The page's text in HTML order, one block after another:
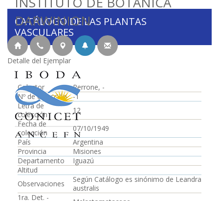
DARWINION
CATÁLOGO DE LAS PLANTAS
VASCULARES
Detalle del Ejemplar
Colector
Perrone, -
Nº de colección
-1
Letra de
colección
12
Fecha de
colección
07/10/1949
País
Argentina
Provincia
Misiones
Departamento
Iguazú
Altitud
Observaciones
Según Catálogo es sinónimo de Leandra
australis
1ra. Det. -